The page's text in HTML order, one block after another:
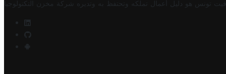
تونس هو دليل أعمال تملكه وتحتفظ به وتديره شركة مخزن التكنولوجيا